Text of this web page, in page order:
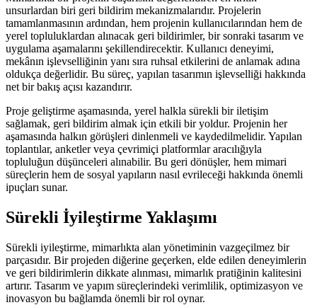
unsurlardan biri geri bildirim mekanizmalarıdır. Projelerin
tamamlanmasının ardından, hem projenin kullanıcılarından hem de
yerel topluluklardan alınacak geri bildirimler, bir sonraki tasarım ve
uygulama aşamalarını şekillendirecektir. Kullanıcı deneyimi,
mekânın işlevselliğinin yanı sıra ruhsal etkilerini de anlamak adına
oldukça değerlidir. Bu süreç, yapılan tasarımın işlevselliği hakkında
net bir bakış açısı kazandırır.
Proje geliştirme aşamasında, yerel halkla sürekli bir iletişim
sağlamak, geri bildirim almak için etkili bir yoldur. Projenin her
aşamasında halkın görüşleri dinlenmeli ve kaydedilmelidir. Yapılan
toplantılar, anketler veya çevrimiçi platformlar aracılığıyla
topluluğun düşünceleri alınabilir. Bu geri dönüşler, hem mimari
süreçlerin hem de sosyal yapıların nasıl evrileceği hakkında önemli
ipuçları sunar.
Sürekli İyileştirme Yaklaşımı
Sürekli iyileştirme, mimarlıkta alan yönetiminin vazgeçilmez bir
parçasıdır. Bir projeden diğerine geçerken, elde edilen deneyimlerin
ve geri bildirimlerin dikkate alınması, mimarlık pratiğinin kalitesini
artırır. Tasarım ve yapım süreçlerindeki verimlilik, optimizasyon ve
inovasyon bu bağlamda önemli bir rol oynar.